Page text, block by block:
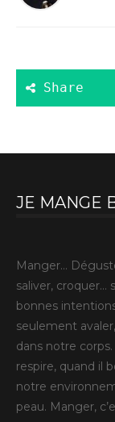
JE MANGE
Manger…
saliver, croquer…
bonnes
seulement
dans notre
respire, quand il
notre
peau. Manger,